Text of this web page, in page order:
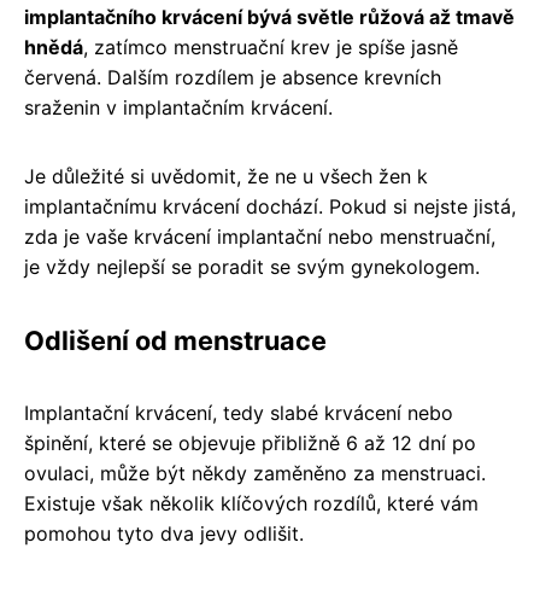
implantačního krvácení bývá světle růžová až tmavě
hnědá, zatímco menstruační krev je spíše jasně
červená. Dalším rozdílem je absence krevních
sraženin v implantačním krvácení.
Je důležité si uvědomit, že ne u všech žen k
implantačnímu krvácení dochází. Pokud si nejste jistá,
zda je vaše krvácení implantační nebo menstruační,
je vždy nejlepší se poradit se svým gynekologem.
Odlišení od menstruace
Implantační krvácení, tedy slabé krvácení nebo
špinění, které se objevuje přibližně 6 až 12 dní po
ovulaci, může být někdy zaměněno za menstruaci.
Existuje však několik klíčových rozdílů, které vám
pomohou tyto dva jevy odlišit.